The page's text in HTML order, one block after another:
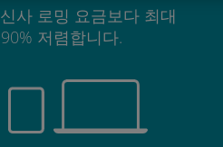
사 로밍 요금보다 최대
90% 저렴합니다.